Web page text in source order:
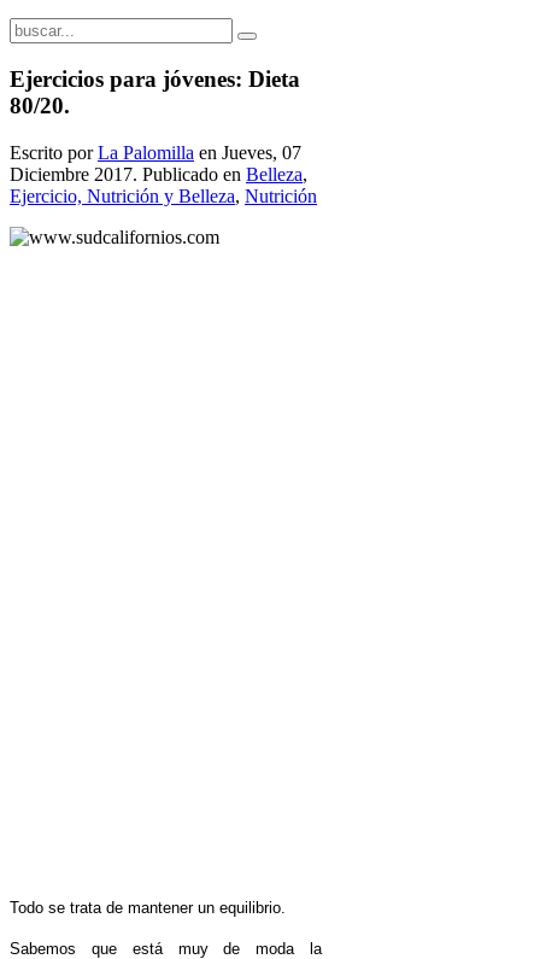
Ejercicios para jóvenes: Dieta
80/20.
Escrito porLa Palomilla en Jueves, 07
Diciembre 2017. Publicado en Belleza,
Ejercicio, Nutrición y Belleza, Nutrición
Todo se trata de mantener un equilibrio.
Sabemos que está muy de moda la